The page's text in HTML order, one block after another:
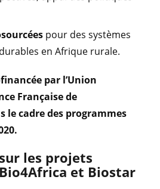
pour des systèmes
en Afrique rurale.
par l’Union
Française de
le cadre des programmes
les projets
et Biostar